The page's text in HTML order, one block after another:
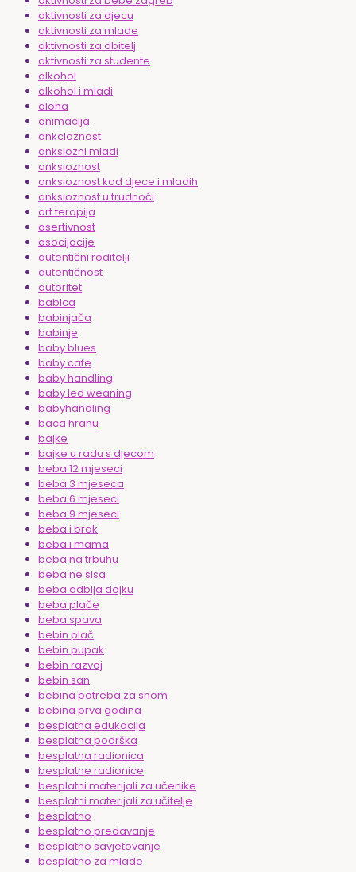
aktivnosti za djecu
aktivnosti za mlade
aktivnosti za obitelj
aktivnosti za studente
alkohol
alkohol i mladi
aloha
animacija
ankcioznost
anksiozni mladi
anksioznost
anksioznost kod djece i mladih
anksioznost u trudnoći
art terapija
asertivnost
asocijacije
autentični roditelji
autentičnost
autoritet
babica
babinjača
babinje
baby blues
baby cafe
baby handling
baby led weaning
babyhandling
baca hranu
bajke
bajke u radu s djecom
beba 12 mjeseci
beba 3 mjeseca
beba 6 mjeseci
beba 9 mjeseci
beba i brak
beba i mama
beba na trbuhu
beba ne sisa
beba odbija dojku
beba plače
beba spava
bebin plač
bebin pupak
bebin razvoj
bebin san
bebina potreba za snom
bebina prva godina
besplatna edukacija
besplatna podrška
besplatna radionica
besplatne radionice
besplatni materijali za učenike
besplatni materijali za učitelje
besplatno
besplatno predavanje
besplatno savjetovanje
besplatno za mlade